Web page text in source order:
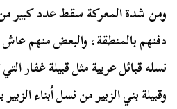
ومن شدة المعركة سقط عدد كبير
دفنهم بالمنطقة، والبعض منهم
نسله قبائل عربية مثل قبيلة غفار
وقبيلة بني الزبير من نسل أبناء الزبير